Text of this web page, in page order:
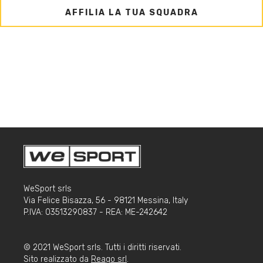
AFFILIA LA TUA SQUADRA
WeSport srls
Via Felice Bisazza, 56 - 98121 Messina, Italy
P.IVA: 03513290837 - REA: ME-242642
© 2021 WeSport srls. Tutti i diritti riservati.
Sito realizzato da Reago srl .